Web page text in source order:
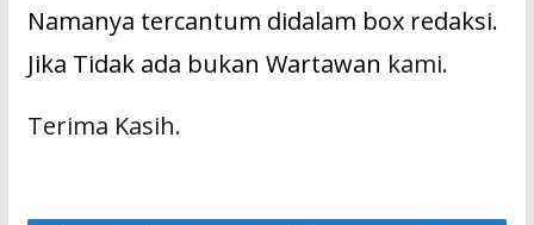
Namanya tercantum didalam box redaksi.
Jika Tidak ada bukan Wartawan kami.
Terima Kasih.